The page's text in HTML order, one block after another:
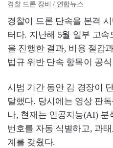
경찰 드론 장비 / 연합뉴스
경찰이 드론 단속을 본격
터다. 지난해 5월 일부 고
을 진행한 결과, 비용 절감
법규 위반 단속 항목이 공
시범 기간 동안 김 경장이
달했다. 당시에는 영상 판
나, 현재는 인공지능(AI)
번호를 자동 식별하고, 과
계를 갖췄다.